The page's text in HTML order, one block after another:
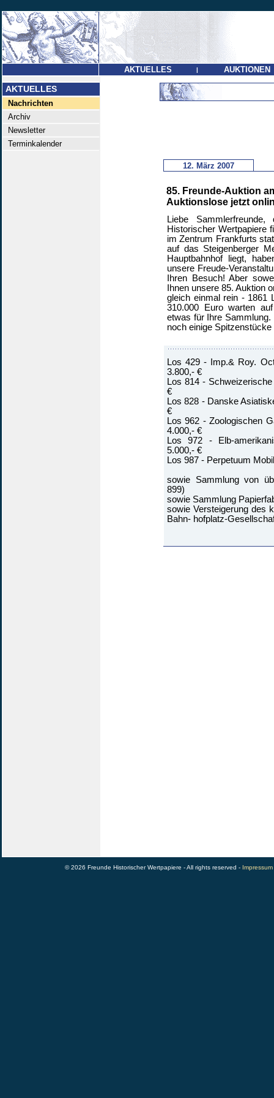
AKTUELLES | AUKTIONEN
AKTUELLES
Nachrichten
Archiv
Newsletter
Terminkalender
12. März 2007
85. Freunde-Auktion
Auktionslose jetzt
Liebe
Historischer Wertpapiere
im Zentrum Frankfurts
auf das Steigenberger
Hauptbahnhof liegt,
unsere Freude-
Ihren Besuch! Aber
Ihnen unsere 85. Auktion
gleich einmal rein - 1861
310.000 Euro warten
etwas für Ihre
noch einige Spitzenstücke
Los 429 - Imp.& Roy.
3.800,- €
Los 814 -
€
Los 828 - Danske
€
Los 962 - Zoologischen
4.000,- €
Los 972 - Elb-
5.000,- €
Los 987 - Perpetuum
sowie Sammlung von
899)
sowie Sammlung
sowie Versteigerung des
Bahn- hofplatz-
© 2026 Freunde Historischer Wertpapiere - All rights reserved - Impressum